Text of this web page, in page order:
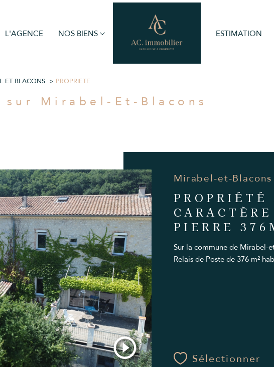
L'AGENCE NOS BIENS
Immobilier professionnel
ESTIMATION
Estimer
Voir les1annonces
ET BLACONS PROPRIETE
sur Mirabel-Et-Blacons
Mirabel-et-
PROPRIÉTÉ
CARACTÈRE
PIERRE
Sur la commune de Mirabel-
Relais de Poste de 376 m²
Sélectionner